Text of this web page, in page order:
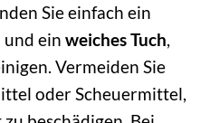
Sie einfach ein
und ein weiches Tuch
Vermeiden Sie
oder Scheuermittel,